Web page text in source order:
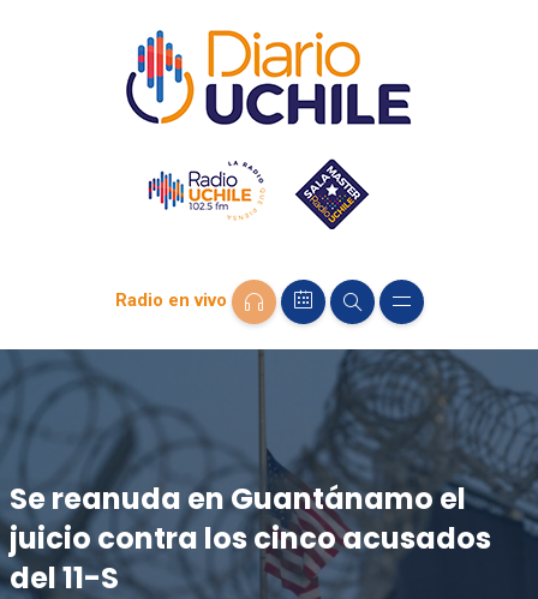
Radio en vivo
Se reanuda en Guantánamo el
juicio contra los cinco acusados
del 11-S